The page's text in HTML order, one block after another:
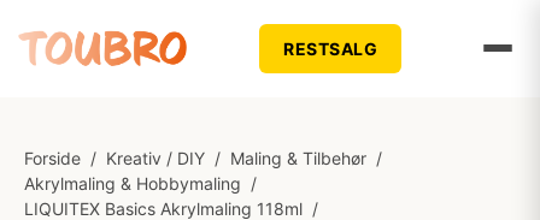
RESTSALG
Forside / Kreativ / DIY / Maling & Tilbehør /
Akrylmaling & Hobbymaling /
LIQUITEX Basics Akrylmaling 118ml /